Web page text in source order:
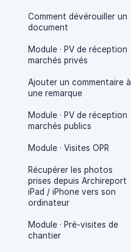
Comment dévérouiller un
document
Module · PV de réception
marchés privés
Ajouter un commentaire à
une remarque
Module · PV de réception
marchés publics
Module · Visites OPR
Récupérer les photos
prises depuis Archireport
iPad / iPhone vers son
ordinateur
Module · Pré-visites de
chantier